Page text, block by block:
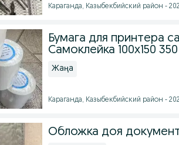
Караганда, Казыбекбийский район -
Бумага для принтера
Самоклейка 100x150
Жаңа
Караганда, Казыбекбийский район -
Обложка доя